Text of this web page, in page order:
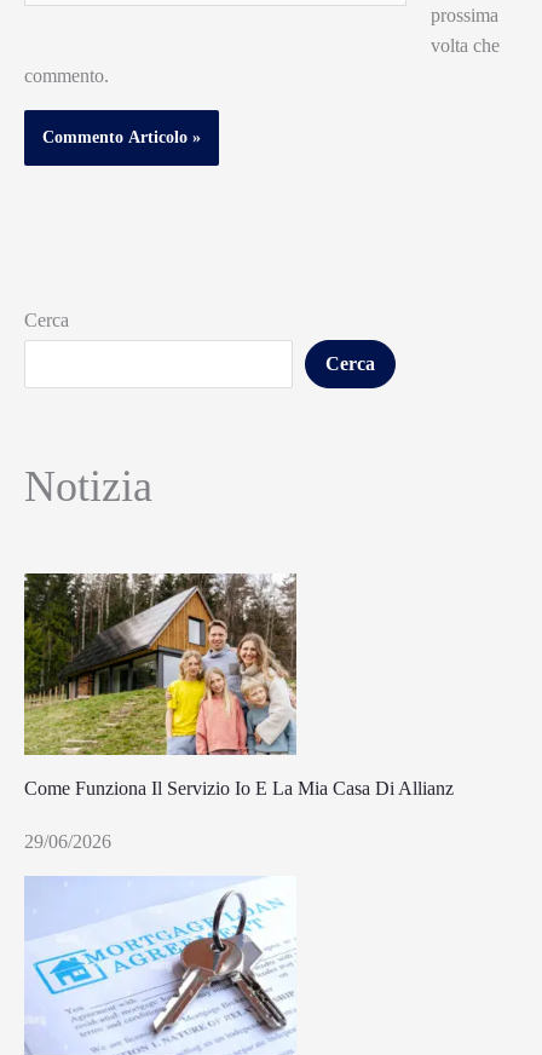
prossima
volta che
commento.
Cerca
Cerca
Notizia
Come Funziona Il Servizio Io E La Mia Casa Di Allianz
29/06/2026